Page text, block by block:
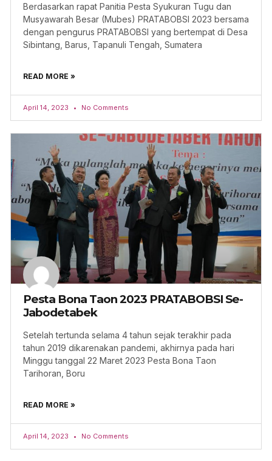
Berdasarkan rapat Panitia Pesta Syukuran Tugu dan
Musyawarah Besar (Mubes) PRATABOBSI 2023 bersama
dengan pengurus PRATABOBSI yang bertempat di Desa
Sibintang, Barus, Tapanuli Tengah, Sumatera
READ MORE »
April 14, 2023 No Comments
Pesta Bona Taon 2023 PRATABOBSI Se-
Jabodetabek
Setelah tertunda selama 4 tahun sejak terakhir pada
tahun 2019 dikarenakan pandemi, akhirnya pada hari
Minggu tanggal 22 Maret 2023 Pesta Bona Taon
Tarihoran, Boru
READ MORE »
April 14, 2023 No Comments